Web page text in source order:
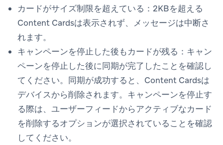
カードがサイズ制限を超えている ：2KBを超える
Content Cardsは表示されず、メッセージは中断さ
れます。
キャンペーンを停止した後もカードが残る ：キャン
ペーンを停止した後に同期が完了したことを確認し
てください。同期が成功すると、Content Cardsは
デバイスから削除されます。キャンペーンを停止す
る際は、ユーザーフィードからアクティブなカード
を削除するオプションが選択されていることを確認
してください。